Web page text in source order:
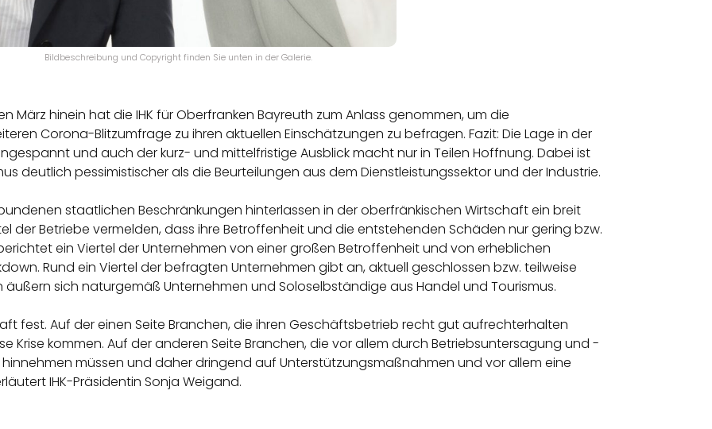
Bildbeschreibung und Copyright finden Sie unten in der Galerie.
März hinein hat die IHK für Oberfranken Bayreuth zum Anlass genommen, um die
Corona-Blitzumfrage zu ihren aktuellen Einschätzungen zu befragen. Fazit: Die Lage in der
und auch der kurz- und mittelfristige Ausblick macht nur in Teilen Hoffnung. Dabei ist
deutlich pessimistischer als die Beurteilungen aus dem Dienstleistungssektor und der Industrie.
staatlichen Beschränkungen hinterlassen in der oberfränkischen Wirtschaft ein breit
der Betriebe vermelden, dass ihre Betroffenheit und die entstehenden Schäden nur gering bzw.
ein Viertel der Unternehmen von einer großen Betroffenheit und von erheblichen
Rund ein Viertel der befragten Unternehmen gibt an, aktuell geschlossen bzw. teilweise
sich naturgemäß Unternehmen und Soloselbständige aus Handel und Tourismus.
fest. Auf der einen Seite Branchen, die ihren Geschäftsbetrieb recht gut aufrechterhalten
Krise kommen. Auf der anderen Seite Branchen, die vor allem durch Betriebsuntersagung und -
müssen und daher dringend auf Unterstützungsmaßnahmen und vor allem eine
IHK-Präsidentin Sonja Weigand.